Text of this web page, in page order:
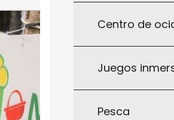
Centro de
Juegos
Pesca